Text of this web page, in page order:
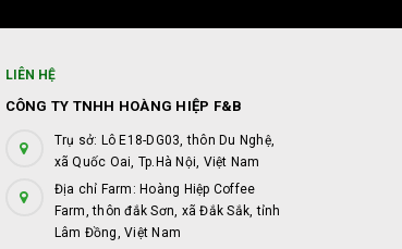
LIÊN HỆ
CÔNG TY TNHH HOÀNG HIỆP F&B
Trụ sở: Lô E18-DG03, thôn Du Nghệ,
xã Quốc Oai, Tp.Hà Nội, Việt Nam
Địa chỉ Farm: Hoàng Hiệp Coffee
Farm, thôn đắk Sơn, xã Đắk Sắk, tỉnh
Lâm Đồng, Việt Nam